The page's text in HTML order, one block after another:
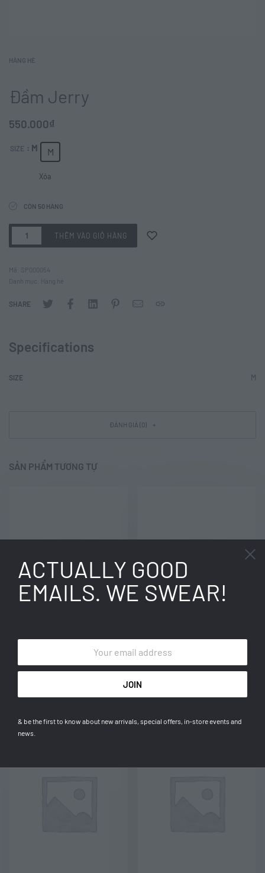
HÀNG HÈ
Đầm Jerry
550.000₫
SIZE : M M
Xóa
CÒN 50 HÀNG
THÊM VÀO GIỎ HÀNG
Mã:
SP000054
Danh mục: Hàng hè
SHARE
Specifications
SIZE M
ĐÁNH GIÁ (0)
SẢN PHẨM TƯƠNG TỰ
Đầm Camellia Đầm Mint
ACTUALLY GOOD
EMAILS. WE SWEAR!
& be the first to know about new arrivals, special offers, in-store events and
news.